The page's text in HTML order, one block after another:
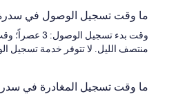
ما وقت تسجيل الوصول في
وقت بدء تسجيل
منتصف الليل. لا تتوفر خدمة تسجيل
ما وقت تسجيل المغادرة في